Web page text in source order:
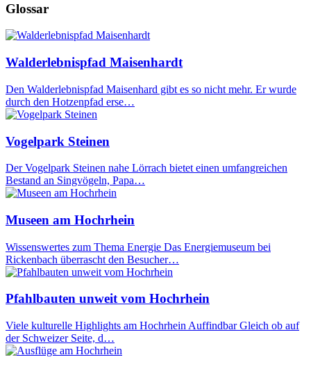
Glossar
Walderlebnispfad Maisenhardt
Den Walderlebnispfad Maisenhard gibt es so nicht mehr. Er wurde
durch den Hotzenpfad erse…
Vogelpark Steinen
Der Vogelpark Steinen nahe Lörrach bietet einen umfangreichen
Bestand an Singvögeln, Papa…
Museen am Hochrhein
Wissenswertes zum Thema Energie Das Energiemuseum bei
Rickenbach überrascht den Besucher…
Pfahlbauten unweit vom Hochrhein
Viele kulturelle Highlights am Hochrhein Auffindbar Gleich ob auf
der Schweizer Seite, d…